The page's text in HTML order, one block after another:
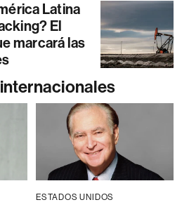
Latina
El
marcará las
ESTADOS UNIDOS